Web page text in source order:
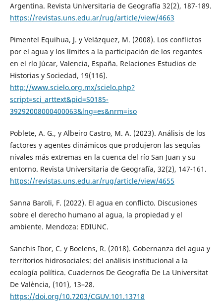
Argentina. Revista Universitaria de Geografía 32(2), 187-189.
https://revistas.uns.edu.ar/rug/article/view/4663
Pimentel Equihua, J. y Velázquez, M. (2008). Los conflictos
por el agua y los límites a la participación de los regantes
en el río Júcar, Valencia, España. Relaciones Estudios de
Historias y Sociedad, 19(116).
http://www.scielo.org.mx/scielo.php?
script=sci_arttext&pid=S0185-
39292008000400063&lng=es&nrm=iso
Poblete, A. G., y Albeiro Castro, M. A. (2023). Análisis de los
factores y agentes dinámicos que produjeron las sequías
nivales más extremas en la cuenca del río San Juan y su
entorno. Revista Universitaria de Geografía, 32(2), 147-161.
https://revistas.uns.edu.ar/rug/article/view/4655
Sanna Baroli, F. (2022). El agua en conflicto. Discusiones
sobre el derecho humano al agua, la propiedad y el
ambiente. Mendoza: EDIUNC.
Sanchis Ibor, C. y Boelens, R. (2018). Gobernanza del agua y
territorios hidrosociales: del análisis institucional a la
ecología política. Cuadernos De Geografía De La Universitat
De València, (101), 13–28.
https://doi.org/10.7203/CGUV.101.13718